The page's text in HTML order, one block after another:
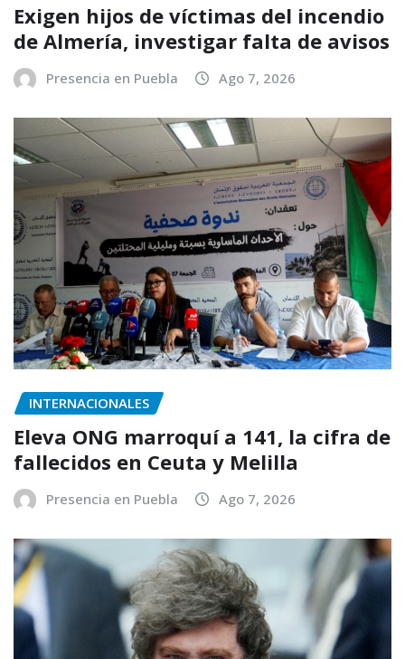
Exigen hijos de víctimas del incendio
de Almería, investigar falta de avisos
Presencia en Puebla Ago 7, 2026
INTERNACIONALES
Eleva ONG marroquí a 141, la cifra de
fallecidos en Ceuta y Melilla
Presencia en Puebla Ago 7, 2026